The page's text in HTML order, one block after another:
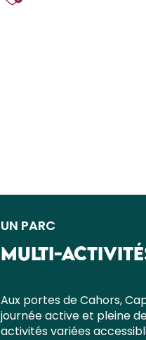
UN PARC
MULTI-
Aux portes de Cahors,
journée active et pleine
activités variées